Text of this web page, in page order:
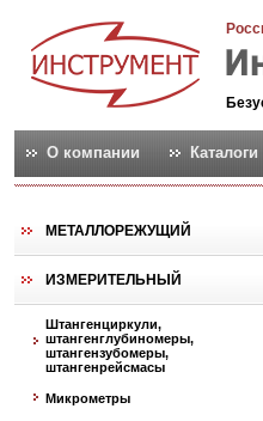
О компании Каталоги
МЕТАЛЛОРЕЖУЩИЙ
ИЗМЕРИТЕЛЬНЫЙ
Штангенциркули,
штангенглубиномеры,
штангензубомеры,
штангенрейсмасы
Микрометры